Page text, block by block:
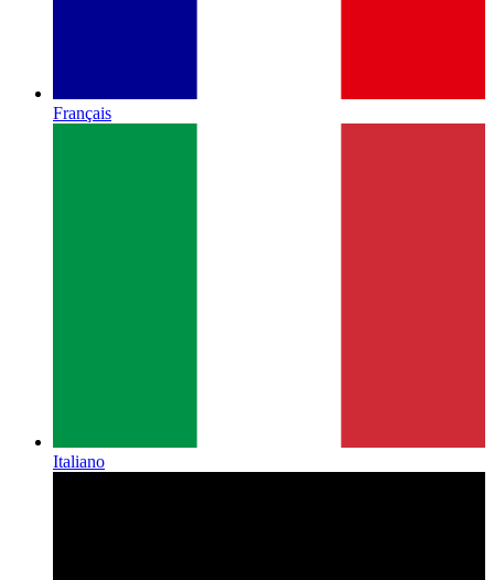
Français
Italiano